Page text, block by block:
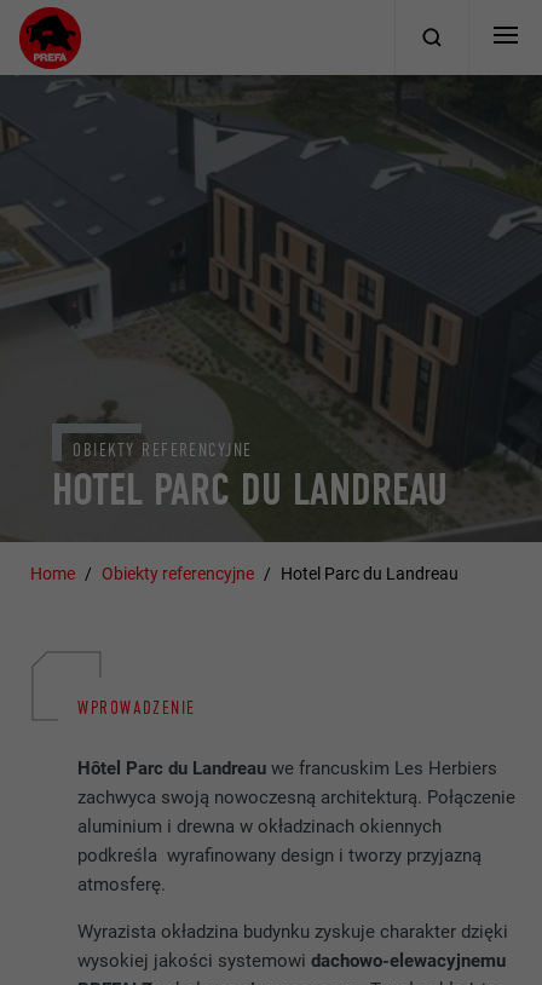
HOTEL PARC DU LANDREAU
OBIEKTY REFERENCYJNE
Home Obiekty referencyjne Hotel Parc du Landreau
WPROWADZENIE
Hôtel Parc du Landreau we francuskim Les Herbiers
zachwyca swoją nowoczesną architekturą. Połączenie
aluminium i drewna w okładzinach okiennych
podkreśla wyrafinowany design i tworzy przyjazną
atmosferę.
Wyrazista okładzina budynku zyskuje charakter dzięki
wysokiej jakości systemowidachowo-elewacyjnemu